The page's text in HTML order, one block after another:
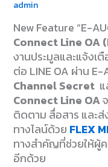
จำเป็น)
admin
New Feature “E-
Connect Line OA
งานประมูลและแจ้ง
ต่อ LINE OA ผ่าน
Channel Secret
Connect Line OA
ติดตาม สื่อสาร และ
ทางไลน์ด้วย FLEX
ทางสำคัญที่ช่วยให้ผู้
อีกด้วย